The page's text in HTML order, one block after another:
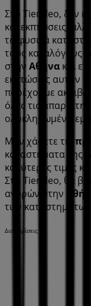
Στο Tiendeo, δεν
και εκπτώσεις,
τα φυσικά
τους καταλόγους
στην Αθήνα και
εκπτώσεις αυτόν
παρέχουμε
όλες τις
ολοκληρωμένη
Μην χάσετε τις
καταστήματα της
καλύτερες τιμές
Στο Tiendeo, θα
αγορών στην
των
Διαφημίσεις